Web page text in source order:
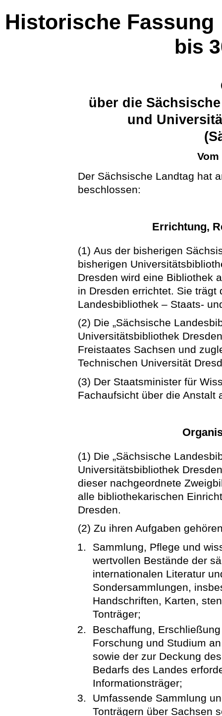
Historische Fassung
bis
über die
und
Der Sächsische Landtag hat
beschlossen:
Errichtung,
(1) Aus der bisherigen
bisherigen
Dresden wird eine Bibliothek
in Dresden errichtet. Sie trägt
Landesbibliothek – Staats-
(2) Die „Sächsische
Universitätsbibliothek
Freistaates Sachsen und
Technischen Universität
(3) Der Staatsminister für
Fachaufsicht über die Anstalt
(1) Die „Sächsische
Universitätsbibliothek
dieser nachgeordnete
alle bibliothekarischen
Dresden.
(2) Zu ihren Aufgaben
Sammlung, Pflege und
wertvollen Bestände der
internationalen Literatur
Sondersammlungen,
Handschriften, Karten,
Tonträger;
Beschaffung,
Forschung und Studium
sowie der zur Deckung
Bedarfs des Landes
Informationsträger;
Umfassende Sammlung
Tonträgern über Sachsen